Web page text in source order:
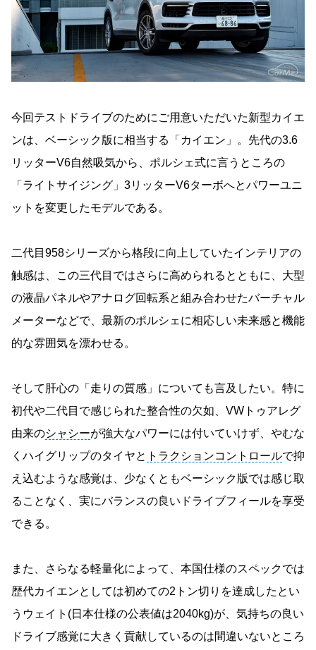
今回テストドライブのためにご用意いただいた新型カイエ
ンは、ベーシック版に相当する「カイエン」。先代の3.6
リッターV6自然吸気から、ポルシェ式に言うところの
「ライトサイジング」3リッターV6ターボへとパワーユニ
ットを変更したモデルである。
二代目958シリーズから格段に向上していたインテリアの
触感は、この三代目ではさらに高められるとともに、大型
の液晶パネルやアナログ回転系と組み合わせたバーチャル
メーターなどで、最新のポルシェに相応しい未来感と機能
的な雰囲気を漂わせる。
そして肝心の「走りの質感」についても言及したい。特に
初代や二代目で感じられた整合性の欠如、VWトゥアレグ
由来のシャシーが強大なパワーには付いていけず、やむな
くハイグリップのタイヤと トラクションコントロールで抑
え込むような感覚は、少なくともベーシック版では感じ取
ることなく、実にバランスの良いドライブフィールを享受
できる。
また、さらなる軽量化によって、本国仕様のスペックでは
歴代カイエンとしては初めての2トン切りを達成したとい
うウェイト(日本仕様の公表値は2040kg)が、気持ちの良い
ドライブ感覚に大きく貢献しているのは間違いないところ